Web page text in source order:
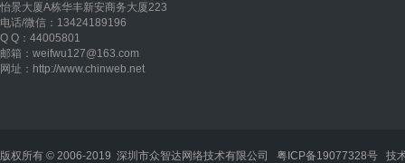
怡景大厦A栋华丰新安商务大厦223
电话/微信：13424189196
Q Q：44005801
邮箱：weifwu127@163.com
网址：http://www.chinweb.net
版权所有 © 2006-2019 深圳市众智达网络技术有限公司 粤ICP备19077328号 技